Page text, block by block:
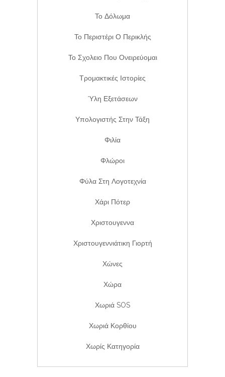
Το Δόλωμα
Το Περιστέρι Ο Περικλής
Το Σχολειο Που Ονειρεύομαι
Τρομακτικές Ιστορίες
Ύλη Εξετάσεων
Υπολογιστής Στην Τάξη
Φιλία
Φλώροι
Φύλα Στη Λογοτεχνία
Χάρι Πότερ
Χριστουγεννα
Χριστουγεννιάτικη Γιορτή
Χώνες
Χώρα
Χωριά SOS
Χωριά Κορθίου
Χωρίς Κατηγορία